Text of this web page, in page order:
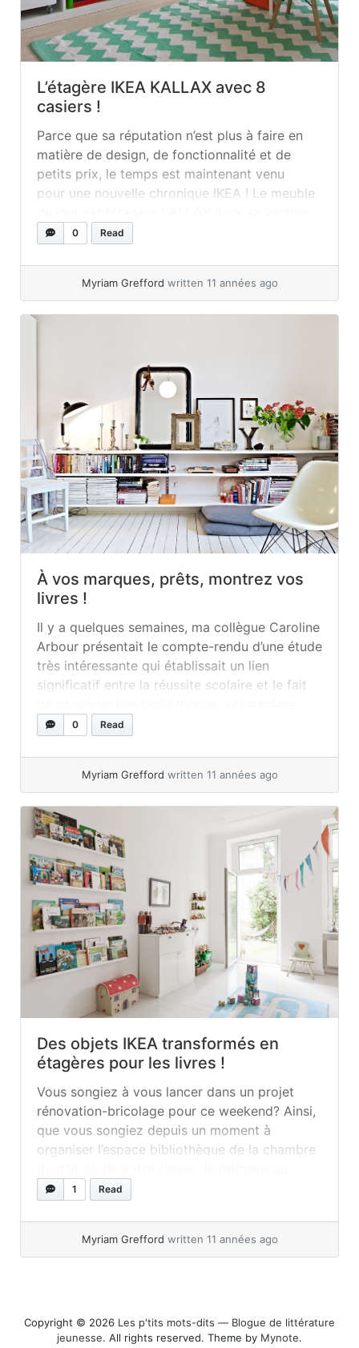
L’étagère IKEA KALLAX avec 8
casiers !
Parce que sa réputation n’est plus à faire en
matière de design, de fonctionnalité et de
petits prix, le temps est maintenant venu
pour une nouvelle chronique IKEA ! Le meuble
qui comprend huit casiers. Présentant une
peut ainsi s’insérer aisément... »read more
0 Read
Myriam Grefford written 11 années ago
À vos marques, prêts, montrez vos
livres !
Il y a quelques semaines, ma collègue Caroline
Arbour présentait le compte-rendu d’une étude
très intéressante qui établissait un lien
significatif entre la réussite scolaire et le fait
deux, dans les maisonnées abritant des p’tits.
l’accessibilité à des livres, le tout aurait un... »
read more
0 Read
Myriam Grefford written 11 années ago
Des objets IKEA transformés en
étagères pour les livres !
Vous songiez à vous lancer dans un projet
rénovation-bricolage pour ce weekend? Ainsi,
que vous songiez depuis un moment à
organiser l’espace bibliothèque de la chambre
encore que vous cherchiez avec ferveur la
les superbes couvertures de vos illustrateurs...
read more
1 Read
Myriam Grefford written 11 années ago
Copyright © 2026 Les p'tits mots-dits ― Blogue de littérature
jeunesse. All rights reserved. Theme by Mynote.